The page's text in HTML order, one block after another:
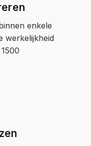
enkele
werkelijkheid